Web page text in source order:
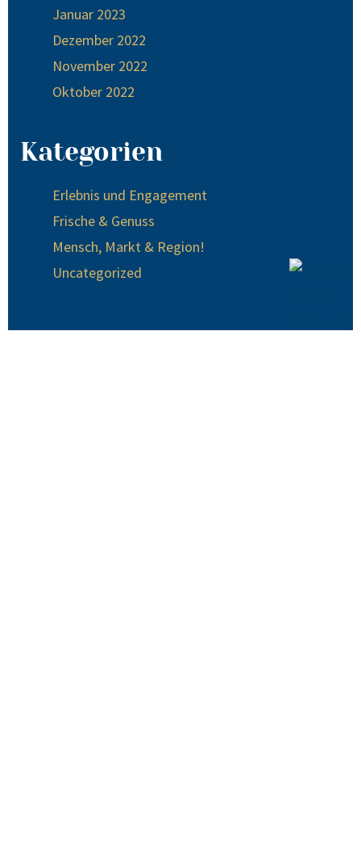
Januar 2023
Dezember 2022
November 2022
Oktober 2022
Kategorien
Erlebnis und Engagement
Frische & Genuss
Mensch, Markt & Region!
Uncategorized